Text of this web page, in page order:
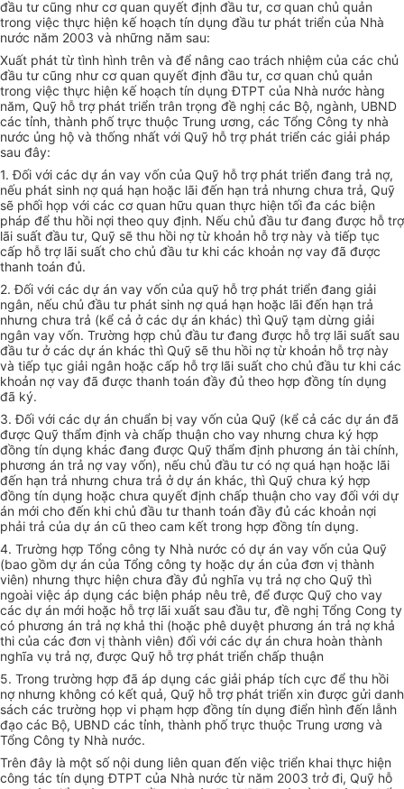
đầu tư cũng như cơ quan quyết định đầu tư, cơ quan chủ quản
trong việc thực hiện kế hoạch tín dụng đầu tư phát triển của Nhà
nước năm 2003 và những năm sau:
Xuất phát từ tình hình trên và để nâng cao trách nhiệm của các chủ
đầu tư cũng như cơ quan quyết định đầu tư, cơ quan chủ quản
trong việc thực hiện kế hoạch tín dụng ĐTPT của Nhà nước hàng
năm, Quỹ hỗ trợ phát triển trân trọng đề nghị các Bộ, ngành, UBND
các tỉnh, thành phố trực thuộc Trung ương, các Tổng Công ty nhà
nước ủng hộ và thống nhất với Quỹ hỗ trợ phát triển các giải pháp
sau đây:
1. Đối với các dự án vay vốn của Quỹ hỗ trợ phát triển đang trả nợ,
nếu phát sinh nợ quá hạn hoặc lãi đến hạn trả nhưng chưa trả, Quỹ
sẽ phối họp với các cơ quan hữu quan thực hiện tối đa các biện
pháp để thu hồi nợi theo quy định. Nếu chủ đầu tư đang được hỗ trợ
lãi suất đầu tư, Quỹ sẽ thu hồi nợ từ khoản hỗ trợ này và tiếp tục
cấp hỗ trợ lãi suất cho chủ đầu tư khi các khoản nợ vay đã được
thanh toán đủ.
2. Đối với các dự án vay vốn của quỹ hỗ trợ phát triển đang giải
ngân, nếu chủ đầu tư phát sinh nợ quá hạn hoặc lãi đến hạn trả
nhưng chưa trả (kể cả ở các dự án khác) thì Quỹ tạm dừng giải
ngân vay vốn. Trường hợp chủ đầu tư đang được hỗ trợ lãi suất sau
đầu tư ở các dự án khác thì Quỹ sẽ thu hồi nợ từ khoản hỗ trợ này
và tiếp tục giải ngân hoặc cấp hỗ trợ lãi suất cho chủ đầu tư khi các
khoản nợ vay đã được thanh toán đầy đủ theo hợp đồng tín dụng
đã ký.
3. Đối với các dự án chuẩn bị vay vốn của Quỹ (kể cả các dự án đã
được Quỹ thẩm định và chấp thuận cho vay nhưng chưa ký hợp
đồng tín dụng khác đang được Quỹ thẩm định phương án tài chính,
phương án trả nợ vay vốn), nếu chủ đầu tư có nợ quá hạn hoặc lãi
đến hạn trả nhưng chưa trả ở dự án khác, thì Quỹ chưa ký hợp
đồng tín dụng hoặc chưa quyết định chấp thuận cho vay đối với dự
án mới cho đến khi chủ đầu tư thanh toán đầy đủ các khoản nợi
phải trả của dự án cũ theo cam kết trong hợp đồng tín dụng.
4. Trường hợp Tổng công ty Nhà nước có dự án vay vốn của Quỹ
(bao gồm dự án của Tổng công ty hoặc dự án của đơn vị thành
viên) nhưng thực hiện chưa đầy đủ nghĩa vụ trả nợ cho Quỹ thì
ngoài việc áp dụng các biện pháp nêu trê, để được Quỹ cho vay
các dự án mới hoặc hỗ trợ lãi xuất sau đầu tư, đề nghị Tổng Cong ty
có phương án trả nợ khả thi (hoặc phê duyệt phương án trả nợ khả
thi của các đơn vị thành viên) đối với các dự án chưa hoàn thành
nghĩa vụ trả nợ, được Quỹ hỗ trợ phát triển chấp thuận
5. Trong trường hợp đã áp dụng các giải pháp tích cực để thu hồi
nợ nhưng không có kết quả, Quỹ hỗ trợ phát triển xin được gửi danh
sách các trường họp vi phạm hợp đồng tín dụng điển hình đến lẫnh
đạo các Bộ, UBND các tỉnh, thành phố trực thuộc Trung ương và
Tổng Công ty Nhà nước.
Trên đây là một số nội dung liên quan đến việc triển khai thực hiện
công tác tín dụng ĐTPT của Nhà nước từ năm 2003 trở đi, Quỹ hỗ